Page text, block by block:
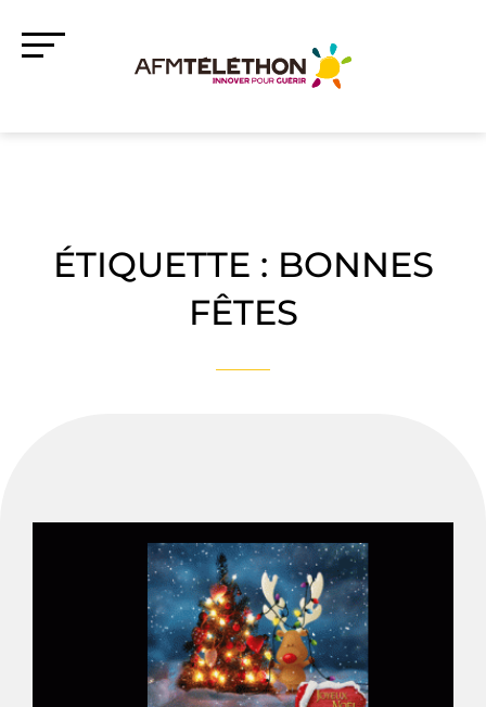
ÉTIQUETTE : BONNES
FÊTES